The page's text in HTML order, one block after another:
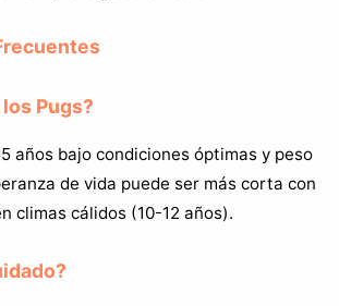
Pugs?
años bajo condiciones óptimas y peso
de vida puede ser más corta con
climas cálidos (10-12 años).